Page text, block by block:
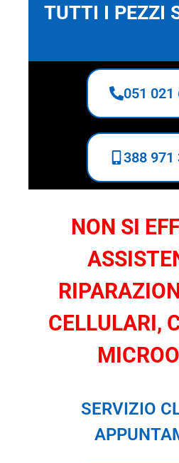
TUTTI I PEZZI
051 021
388 971
NON SI
CELLULARI,
SERVIZIO